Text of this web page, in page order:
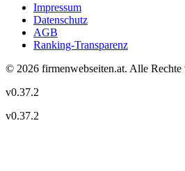
Impressum
Datenschutz
AGB
Ranking-Transparenz
© 2026 firmenwebseiten.at. Alle Rechte
v0.37.2
v0.37.2